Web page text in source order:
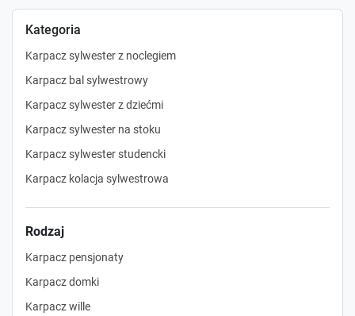
Kategoria
Karpacz sylwester z noclegiem
Karpacz bal sylwestrowy
Karpacz sylwester z dziećmi
Karpacz sylwester na stoku
Karpacz sylwester studencki
Karpacz kolacja sylwestrowa
Rodzaj
Karpacz pensjonaty
Karpacz domki
Karpacz wille